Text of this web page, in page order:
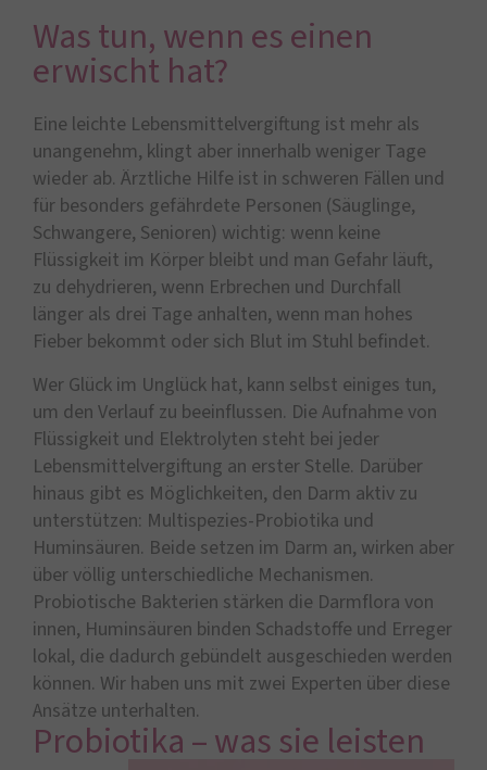
Was tun, wenn es einen
erwischt hat?
Eine leichte Lebensmittelvergiftung ist mehr als
unangenehm, klingt aber innerhalb weniger Tage
wieder ab. Ärztliche Hilfe ist in schweren Fällen und
für besonders gefährdete Personen (Säuglinge,
Schwangere, Senioren) wichtig: wenn keine
Flüssigkeit im Körper bleibt und man Gefahr läuft,
zu dehydrieren, wenn Erbrechen und Durchfall
länger als drei Tage anhalten, wenn man hohes
Fieber bekommt oder sich Blut im Stuhl befindet.
Wer Glück im Unglück hat, kann selbst einiges tun,
um den Verlauf zu beeinflussen. Die Aufnahme von
Flüssigkeit und Elektrolyten steht bei jeder
Lebensmittelvergiftung an erster Stelle. Darüber
hinaus gibt es Möglichkeiten, den Darm aktiv zu
unterstützen: Multispezies-Probiotika und
Huminsäuren. Beide setzen im Darm an, wirken aber
über völlig unterschiedliche Mechanismen.
Probiotische Bakterien stärken die Darmflora von
innen, Huminsäuren binden Schadstoffe und Erreger
lokal, die dadurch gebündelt ausgeschieden werden
können. Wir haben uns mit zwei Experten über diese
Ansätze unterhalten.
Probiotika – was sie leisten